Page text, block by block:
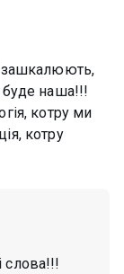
зашкалюють,
буде наша!!!
котру ми
котру
слова!!!